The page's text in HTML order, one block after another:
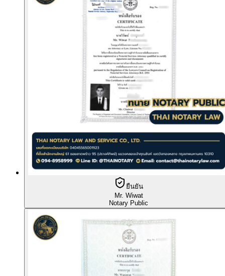
ยืนยัน
Mr. Wiwat
Notary Public